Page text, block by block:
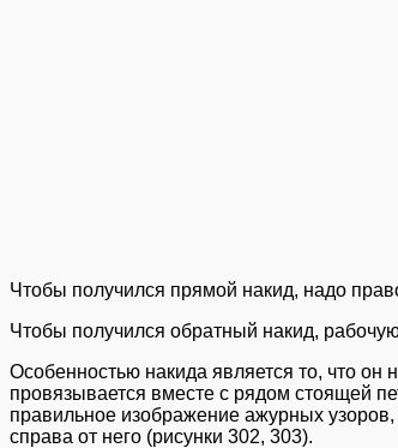
Чтобы получился прямой накид, надо
Чтобы получился обратный накид,
Особенностью накида является то, что
провязывается вместе с рядом стоящей
правильное изображение ажурных узоров,
справа от него (рисунки 302, 303).